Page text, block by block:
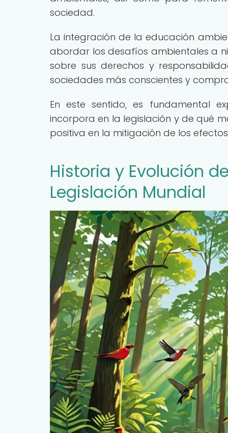
sociedad.
La integración de la educación
abordar los desafíos ambientales a
sobre sus derechos y
sociedades más conscientes y
En este sentido, es fundamental
incorpora en la legislación y de qué
positiva en la mitigación de los
Historia y Evolución
Legislación Mundial